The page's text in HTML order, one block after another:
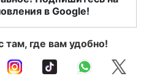
в Google!
там, где вам удобно!